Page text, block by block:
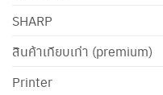
SHARP
สินค้าเทียบเท่า (premium)
Printer